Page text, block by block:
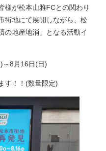
様が松本山雅FCとの関わり
街地にて展開しながら、松
の地産地消」となる活動イ
～8月16日(日)
す！！(数量限定)